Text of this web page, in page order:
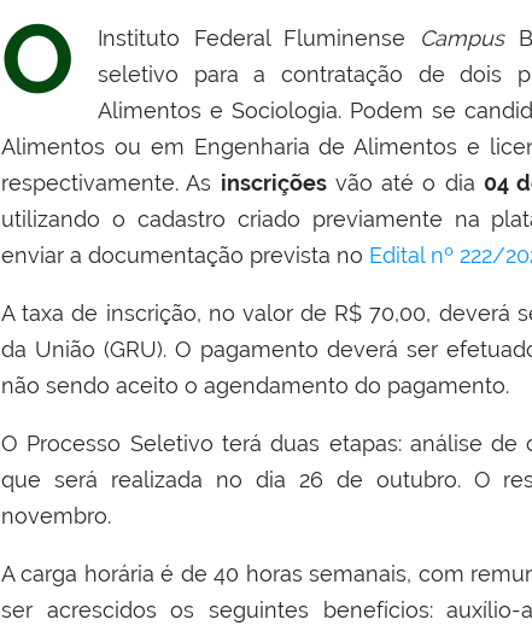
O Instituto Federal Fluminense Campus
seletivo para a contratação de dois
Alimentos e Sociologia. Podem se
Alimentos ou em Engenharia de Alimentos e
respectivamente. As inscriçõesvão até o dia 04
utilizando o cadastro criado previamente na
enviar a documentação prevista no Edital nº 222/
A taxa de inscrição, no valor de R$ 70,00, deverá
da União (GRU). O pagamento deverá ser
não sendo aceito o agendamento do pagamento.
O Processo Seletivo terá duas etapas: análise
que será realizada no dia 26 de outubro. O
novembro.
A carga horária é de 40 horas semanais, com
ser acrescidos os seguintes benefícios: